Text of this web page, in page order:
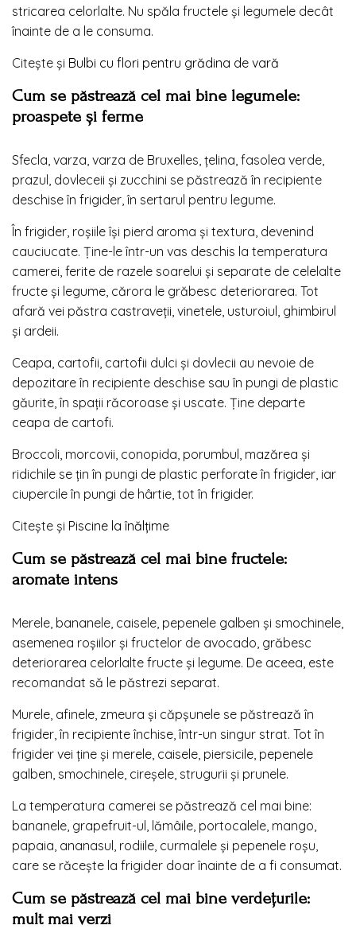
stricarea celorlalte. Nu spăla fructele și legumele decât
înainte de a le consuma.
Citește și Bulbi cu flori pentru grădina de vară
Cum se păstrează cel mai bine legumele:
proaspete și ferme
Sfecla, varza, varza de Bruxelles, țelina, fasolea verde,
prazul, dovleceii și zucchini se păstrează în recipiente
deschise în frigider, în sertarul pentru legume.
În frigider, roșiile își pierd aroma și textura, devenind
cauciucate. Ține-le într-un vas deschis la temperatura
camerei, ferite de razele soarelui și separate de celelalte
fructe și legume, cărora le grăbesc deteriorarea. Tot
afară vei păstra castraveții, vinetele, usturoiul, ghimbirul
și ardeii.
Ceapa, cartofii, cartofii dulci și dovlecii au nevoie de
depozitare în recipiente deschise sau în pungi de plastic
găurite, în spații răcoroase și uscate. Ține departe
ceapa de cartofi.
Broccoli, morcovii, conopida, porumbul, mazărea și
ridichile se țin în pungi de plastic perforate în frigider, iar
ciupercile în pungi de hârtie, tot în frigider.
Citește și Piscine la înălţime
Cum se păstrează cel mai bine fructele:
aromate intens
Merele, bananele, caisele, pepenele galben și smochinele,
asemenea roșiilor și fructelor de avocado, grăbesc
deteriorarea celorlalte fructe și legume. De aceea, este
recomandat să le păstrezi separat.
Murele, afinele, zmeura și căpșunele se păstrează în
frigider, în recipiente închise, într-un singur strat. Tot în
frigider vei ține și merele, caisele, piersicile, pepenele
galben, smochinele, cireșele, strugurii și prunele.
La temperatura camerei se păstrează cel mai bine:
bananele, grapefruit-ul, lămâile, portocalele, mango,
papaia, ananasul, rodiile, curmalele și pepenele roșu,
care se răcește la frigider doar înainte de a fi consumat.
Cum se păstrează cel mai bine verdețurile:
mult mai verzi